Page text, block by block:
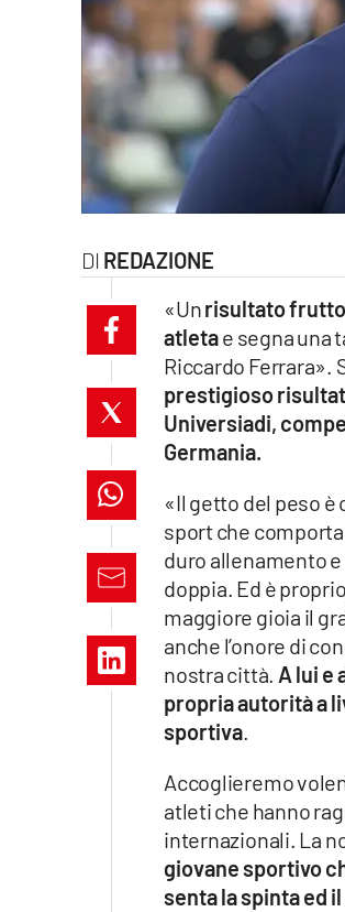
catanzarochannel.it
lacapitalenews.it
Vai
REDAZIONE
«Unrisultato frutto
atletae segna una
Riccardo Ferrara».
prestigioso
Universiadi,
Germania.
«Il getto del peso
sport che
duro allenamento
doppia. Ed è
maggiore gioia il
anche l’onore di
nostra città. A lui e
propria autorità a
sportiva.
Accoglieremo
atleti che hanno
internazionali. La
giovane sportivo
senta la spinta ed